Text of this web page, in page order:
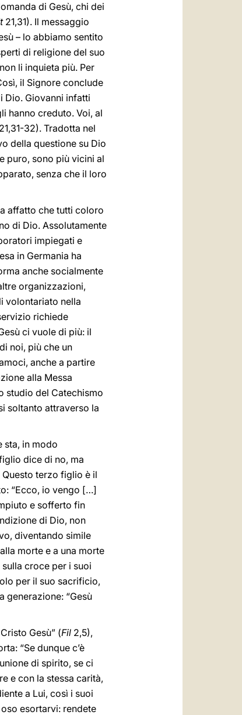
di Gesù, chi dei
21,31). Il messaggio
– lo abbiamo sentito
di religione del suo
li inquieta più. Per
il Signore conclude
Dio. Giovanni infatti
hanno creduto. Voi, al
32). Tradotta nel
della questione su Dio
puro, sono più vicini al
senza che il loro
affatto che tutti coloro
di Dio. Assolutamente
impiegati e
in Germania ha
anche socialmente
organizzazioni,
volontariato nella
richiede
ci vuole di più: il
noi, più che un
anche a partire
alla Messa
studio del Catechismo
soltanto attraverso la
sta, in modo
dice di no, ma
terzo figlio è il
“Ecco, io vengo […]
e sofferto fin
di Dio, non
diventando simile
morte e a una morte
croce per i suoi
per il suo sacrificio,
generazione: “Gesù
Gesù” (Fil 2,5),
“Se dunque c’è
di spirito, se ci
e con la stessa carità,
a Lui, così i suoi
esortarvi: rendete